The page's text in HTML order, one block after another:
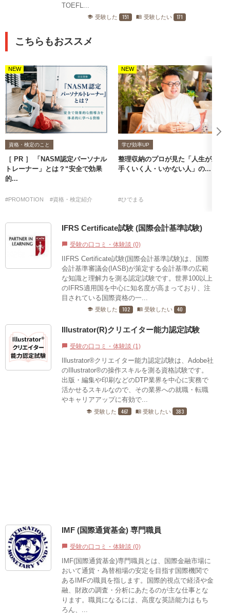
TOEFL...
school 受験した 151 menu_book 受験したい 171
こちらもおススメ
NEW
資格・検定のこと
［ PR ］ 「NASM認定パーソナル
トレーナー」とは？“安全で効果
的...
#PROMOTION #資格・検定紹介
NEW
学び効率UP
整理収納のプロが見た「人生が上
手くいく人・いかない人」の...
#ひでまる
IFRS Certificate試験 (国際会計基準試験)
chat_bubble 受験の口コミ・体験談 (0)
IIFRS Certificate試験(国際会計基準試験)は、国際
会計基準審議会(IASB)が策定する会計基準の広範
な知識と理解力を測る認定試験です。世界100以上
のIFRS適用国を中心に知名度が高まっており、注
目されている国際資格の一...
school 受験した 102 menu_book 受験したい 40
Illustrator(R)クリエイター能力認定試験
chat_bubble 受験の口コミ・体験談 (1)
Illustrator®クリエイター能力認定試験は、Adobe社
のIllustrator®の操作スキルを測る資格試験です。
出版・編集や印刷などのDTP業界を中心に実務で
活かせるスキルなので、その業界への就職・転職
やキャリアアップに有効で...
school 受験した 467 menu_book 受験したい 383
IMF (国際通貨基金) 専門職員
chat_bubble 受験の口コミ・体験談 (0)
IMF(国際通貨基金)専門職員とは、国際金融市場に
おいて通貨・為替相場の安定を目指す国際機関で
あるIMFの職員を指します。国際的視点で経済や金
融、財政の調査・分析にあたるのが主な仕事とな
ります。職員になるには、高度な英語能力はもち
ろん、...